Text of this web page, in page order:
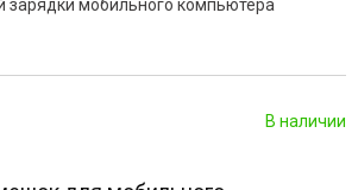
зарядки мобильного компьютера
В наличии